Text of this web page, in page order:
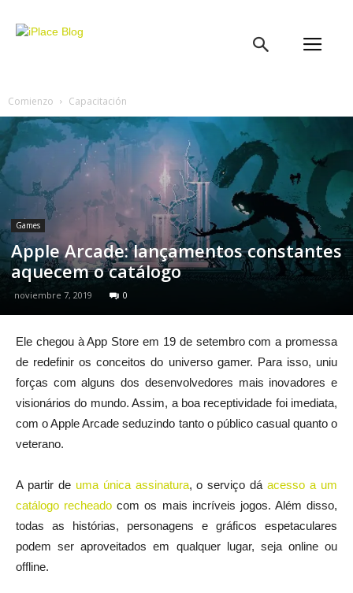
Comienzo Capacitación
Games
Apple Arcade: lançamentos constantes
aquecem o catálogo
noviembre 7, 2019 0
Ele chegou à App Store em 19 de setembro com a promessa
de redefinir os conceitos do universo gamer. Para isso, uniu
forças com alguns dos desenvolvedores mais inovadores e
visionários do mundo. Assim, a boa receptividade foi imediata,
com o Apple Arcade seduzindo tanto o público casual quanto o
veterano.
A partir de uma única assinatura, o serviço dáacesso a um
catálogo recheado com os mais incríveis jogos. Além disso,
todas as histórias, personagens e gráficos espetaculares
podem ser aproveitados em qualquer lugar, seja online ou
offline.